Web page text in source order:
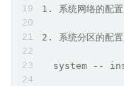
1. 系统网络的配
2. 系统分区的配置
system --